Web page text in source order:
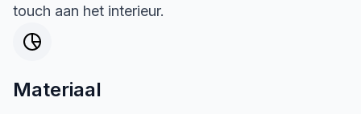
touch aan het interieur.
Materiaal